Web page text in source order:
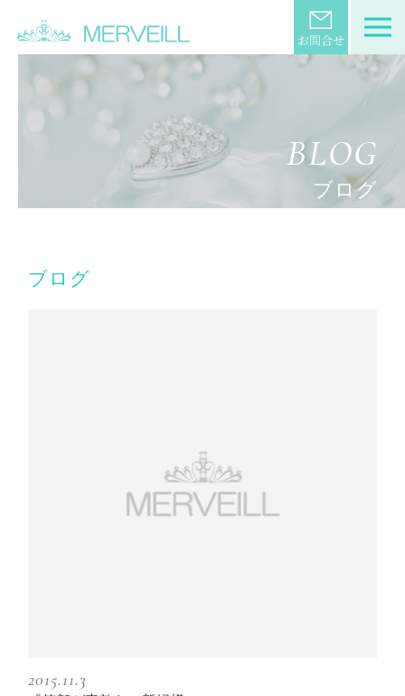
BLOG
ブログ
ブログ
2015.11.3